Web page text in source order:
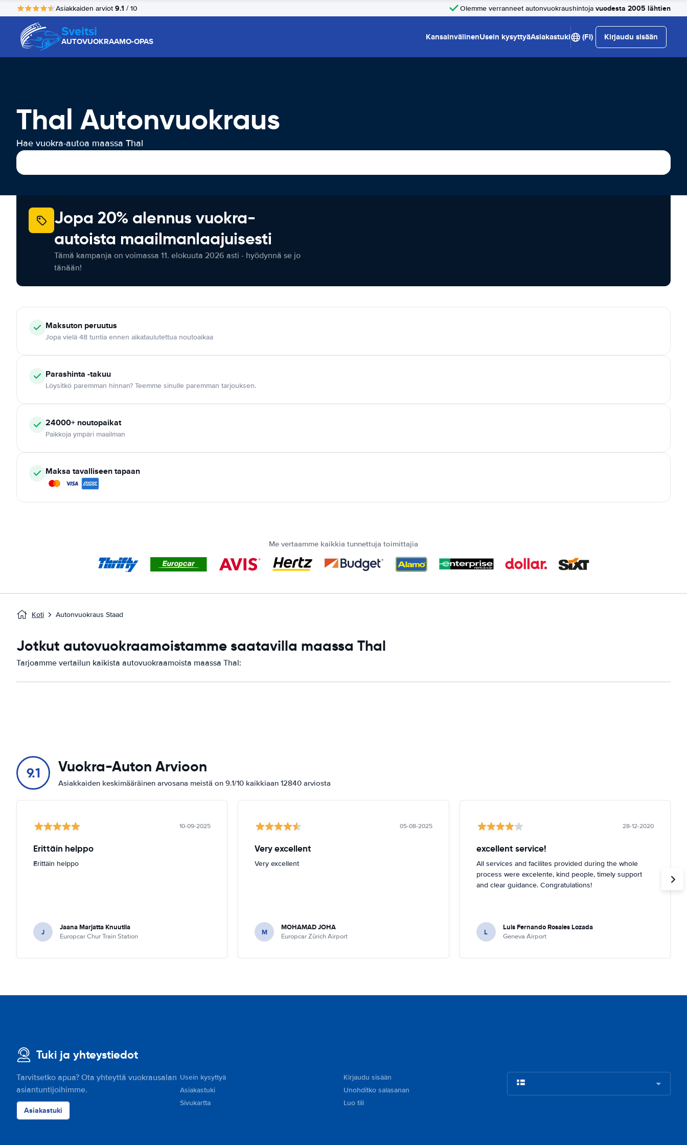
Asiakkaiden arviot 9.1 / 10 Olemme verranneet autonvuokraushintoja vuodesta 2005 lähtien
Sveitsi
AUTOVUOKRAAMO-OPAS KansainvälinenUsein kysyttyäAsiakastuki (FI) Kirjaudu sisään
Thal Autonvuokraus
Hae vuokra-autoa maassa Thal
Jopa 20% alennus vuokra-
autoista maailmanlaajuisesti
Tämä kampanja on voimassa 11. elokuuta 2026 asti - hyödynnä se jo
tänään!
Maksuton peruutus
Jopa vielä 48 tuntia ennen aikataulutettua noutoaikaa
Parashinta -takuu
Löysitkö paremman hinnan? Teemme sinulle paremman tarjouksen.
24000+ noutopaikat
Paikkoja ympäri maailman
Maksa tavalliseen tapaan
Me vertaamme kaikkia tunnettuja toimittajia
Koti Autonvuokraus Staad
Jotkut autovuokraamoistamme saatavilla maassa Thal
Tarjoamme vertailun kaikista autovuokraamoista maassa Thal:
9.1 Vuokra-Auton Arvioon
Asiakkaiden keskimääräinen arvosana meistä on 9.1/10 kaikkiaan 12840 arviosta
10-09-2025
Erittäin helppo
Erittäin helppo
J Jaana Marjatta Knuutila
Europcar Chur Train Station
05-08-2025
Very excellent
Very excellent
M MOHAMAD JOHA
Europcar Zürich Airport
28-12-2020
excellent service!
All services and facilites provided during the whole
process were excelente, kind people, timely support
and clear guidance. Congratulations!
L Luis Fernando Rosales Lozada
Geneva Airport
Tuki ja yhteystiedot
Tarvitsetko apua? Ota yhteyttä vuokrausalan
asiantuntijoihimme.
Asiakastuki
Usein kysyttyä
Asiakastuki
Sivukartta
Kirjaudu sisään
Unohditko salasanan
Luo tili